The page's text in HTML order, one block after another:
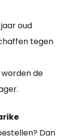
oud
tegen
de
Dan